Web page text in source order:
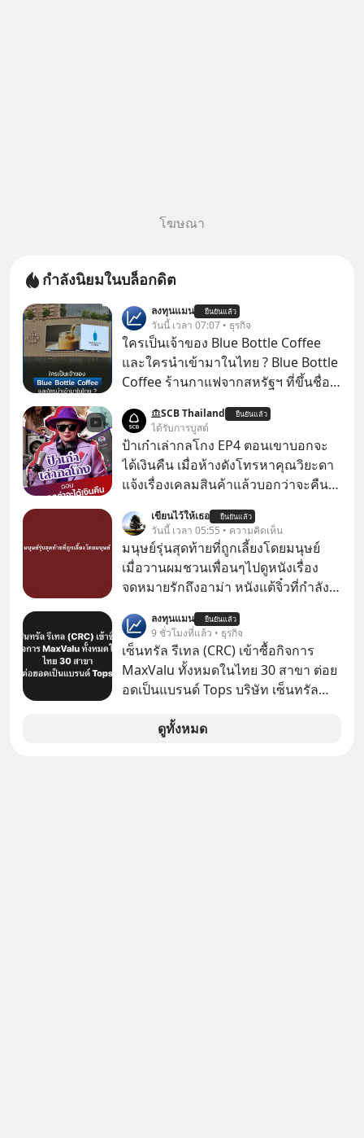
โฆษณา
กำลังนิยมในบล็อกดิต
ลงทุนแมน ยืนยันแล้ว
วันนี้ เวลา 07:07 • ธุรกิจ
ใครเป็นเจ้าของ Blue Bottle Coffee
และใครนำเข้ามาในไทย ? Blue Bottle
Coffee ร้านกาแฟจากสหรัฐฯ ที่ขึ้นชื่อ
แรกในประเทศไทย ที่ Central Park
SCB Thailand ยืนยันแล้ว
ได้รับการบูสต์
ป้าเก๋าเล่ากลโกง EP4 ตอนเขาบอกจะ
ได้เงินคืน เมื่อห้างดังโทรหาคุณวิยะดา
แจ้งเรื่องเคลมสินค้าแล้วบอกว่าจะคืน
เรื่องจ้อจี้ หาคำตอบได้ที่ “ป้าเก๋าเล่ากล
โกง” EP4 ตอน “เขาบอกว่าจะได้เงิน
คืน” #ป้าเก๋าเล่ากลโกง #แก้เกมกลโกง
#อยู่อย่างยั่งยืน #Cybersecurity #เตือน
เขียนไว้ให้เธอ ยืนยันแล้ว
วันนี้ เวลา 05:55 • ความคิดเห็น
มนุษย์รุ่นสุดท้ายที่ถูกเลี้ยงโดยมนุษย์
เมื่อวานผมชวนเพื่อนๆไปดูหนังเรื่อง
จดหมายรักถึงอาม่า หนังแต้จิ๋วที่กำลัง
ป๊าผมเห็นโปสเตอร์หนังเรื่องนี้หลาย
เดือนก่อนและอยากดูมาก ด้วยเพราะว่า
อากงก็มาจากเมืองจีน ป๊าก็พูดแต้จิ๋วได้
มีเรื่องราวมีความผูกพันที่ได้ยินตั้งแต่
ลงทุนแมน ยืนยันแล้ว
9 ชั่วโมงที่แล้ว • ธุรกิจ
เซ็นทรัล รีเทล (CRC) เข้าซื้อกิจการ
MaxValu ทั้งหมดในไทย 30 สาขา ต่อย
อดเป็นแบรนด์ Tops บริษัท เซ็นทรัล
CRC แจ้งตลาดหลักทรัพย์ฯ ว่า บริษัท
ดูทั้งหมด